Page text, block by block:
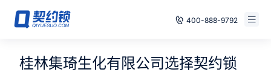
400-888-9792
免费试用
桂林集琦生化有限公司选择契约锁